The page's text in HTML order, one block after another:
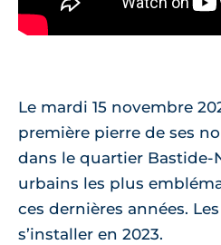
Le mardi 15 novembre
première pierre de ses
dans le quartier Bastide-
urbains les plus
ces dernières années.
s’installer en 2023.